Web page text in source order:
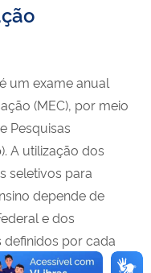
um exame anual
(MEC), por meio
Pesquisas
A utilização dos
seletivos para
depende de
e dos
por cada